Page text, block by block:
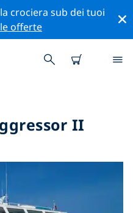
crociera sub dei tuoi
offerte
II